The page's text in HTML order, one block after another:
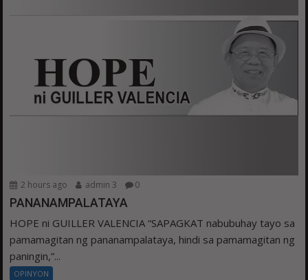
2 hours ago admin 3 0
PANANAMPALATAYA
HOPE ni GUILLER VALENCIA “SAPAGKAT nabubuhay tayo sa
pamamagitan ng pananampalataya, hindi sa pamamagitan ng
paningin,”...
OPINYON